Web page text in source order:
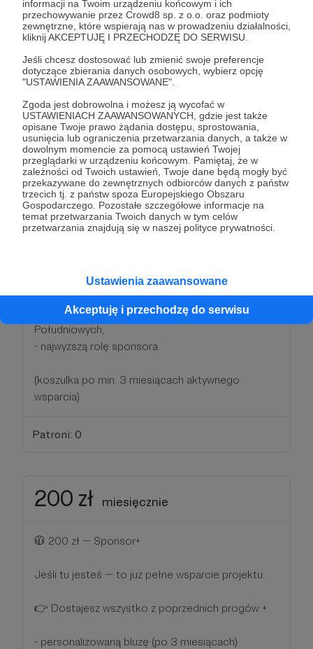
informacji na Twoim urządzeniu końcowym i ich
przechowywanie przez Crowd8 sp. z o.o. oraz podmioty
zewnętrzne, które wspierają nas w prowadzeniu działalności,
kliknij AKCEPTUJĘ I PRZECHODZĘ DO SERWISU.
Jeśli chcesz dostosować lub zmienić swoje preferencje
dotyczące zbierania danych osobowych, wybierz opcję
"USTAWIENIA ZAAWANSOWANE".
Zgoda jest dobrowolna i możesz ją wycofać w
USTAWIENIACH ZAAWANSOWANYCH, gdzie jest także
opisane Twoje prawo żądania dostępu, sprostowania,
usunięcia lub ograniczenia przetwarzania danych, a także w
dowolnym momencie za pomocą ustawień Twojej
przeglądarki w urządzeniu końcowym. Pamiętaj, że w
zależności od Twoich ustawień, Twoje dane będą mogły być
przekazywane do zewnętrznych odbiorców danych z państw
trzecich tj. z państw spoza Europejskiego Obszaru
Gospodarczego. Pozostałe szczegółowe informacje na
temat przetwarzania Twoich danych w tym celów
przetwarzania znajdują się w naszej polityce prywatności.
Ustawienia zaawansowane
Akceptuję i przechodzę do serwisu
- emaliowany pin z logo KP,
- własne emoji na naszym Discordzie,
Patroni: 0
100 zł miesięcznie
👕 100 zł — Sponsor redakcji
To już poziom, przy którym ciężko nam
👉 Dostajesz wszystko z poprzednich progów +
- personalizowaną koszulkę Konwentów
Południowych,
- najwyższą rolę sponsora.
(koszulka po min. 3 miesiącach aktywnego
wsparcia)
Patroni: 0
200 zł miesięcznie
🧥 200 zł — Sponsor+
Jeśli tu jesteś — to już pełne wsparcie projektu.
👉 Dostajesz wszystko z poprzednich progów +
- personalizowaną bluzę (po 3 miesiącach)